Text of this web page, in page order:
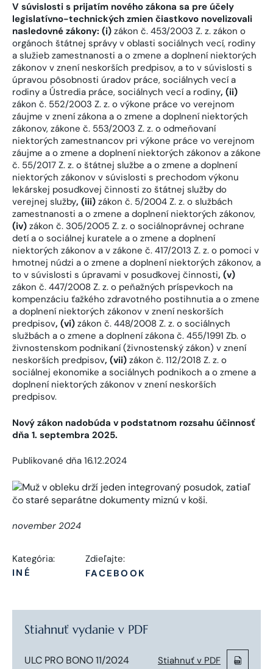
V súvislosti s prijatím nového zákona sa pre účely
legislatívno-technických zmien čiastkovo novelizovali
nasledovné zákony: (i) zákon č. 453/2003 Z. z. zákon o
orgánoch štátnej správy v oblasti sociálnych vecí, rodiny
a služieb zamestnanosti a o zmene a doplnení niektorých
zákonov v znení neskorších predpisov, a to v súvislosti s
úpravou pôsobnosti úradov práce, sociálnych vecí a
rodiny a Ústredia práce, sociálnych vecí a rodiny, (ii)
zákon č. 552/2003 Z. z. o výkone práce vo verejnom
záujme v znení zákona a o zmene a doplnení niektorých
zákonov, zákone č. 553/2003 Z. z. o odmeňovaní
niektorých zamestnancov pri výkone práce vo verejnom
záujme a o zmene a doplnení niektorých zákonov a zákone
č. 55/2017 Z. z. o štátnej službe a o zmene a doplnení
niektorých zákonov v súvislosti s prechodom výkonu
lekárskej posudkovej činnosti zo štátnej služby do
verejnej služby, (iii) zákon č. 5/2004 Z. z. o službách
zamestnanosti a o zmene a doplnení niektorých zákonov,
(iv) zákon č. 305/2005 Z. z. o sociálnoprávnej ochrane
detí a o sociálnej kuratele a o zmene a doplnení
niektorých zákonov a v zákone č. 417/2013 Z. z. o pomoci v
hmotnej núdzi a o zmene a doplnení niektorých zákonov, a
to v súvislosti s úpravami v posudkovej činnosti, (v)
zákon č. 447/2008 Z. z. o peňažných príspevkoch na
kompenzáciu ťažkého zdravotného postihnutia a o zmene
a doplnení niektorých zákonov v znení neskorších
predpisov, (vi) zákon č. 448/2008 Z. z. o sociálnych
službách a o zmene a doplnení zákona č. 455/1991 Zb. o
živnostenskom podnikaní (živnostenský zákon) v znení
neskorších predpisov, (vii) zákon č. 112/2018 Z. z. o
sociálnej ekonomike a sociálnych podnikoch a o zmene a
doplnení niektorých zákonov v znení neskorších
predpisov.
Nový zákon nadobúda v podstatnom rozsahu účinnosť
dňa 1. septembra 2025.
Publikované dňa 16.12.2024
november 2024
Kategória:
INÉ
Zdieľajte:
FACEBOOK
Stiahnuť vydanie v PDF
ULC PRO BONO 11/2024 Stiahnuť v PDF